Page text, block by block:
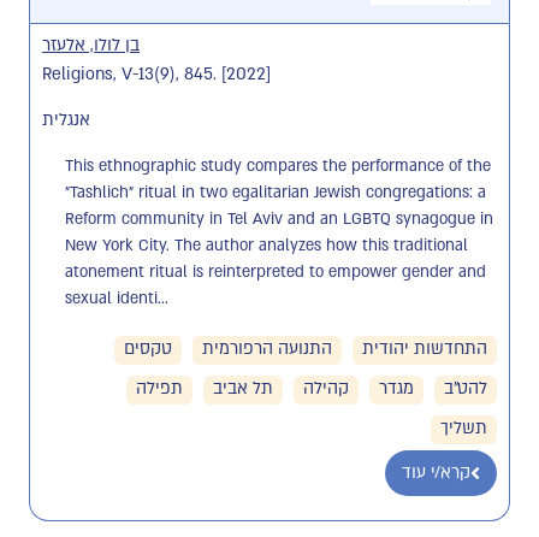
בן לולו, אלעזר
Religions, V-13(9), 845. [2022]
אנגלית
This ethnographic study compares the performance of the
"Tashlich" ritual in two egalitarian Jewish congregations: a
Reform community in Tel Aviv and an LGBTQ synagogue in
New York City. The author analyzes how this traditional
atonement ritual is reinterpreted to empower gender and
sexual identi...
התחדשות יהודית התנועה הרפורמית
טקסים
להט"ב
מגדר קהילה תל אביב
תפילה
תשליך
קרא/י עוד